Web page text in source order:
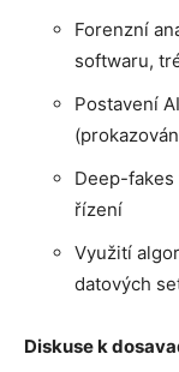
Forenzní
softwaru,
Postavení
Deep-fakes
řízení
Využití
datových
Diskuse k